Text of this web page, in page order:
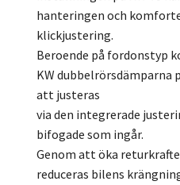
hanteringen och
klickjustering.
Beroende på fordonstyp
KW dubbelrörsdämparna
att justeras
via den integrerade
bifogade som ingår.
Genom att öka
reduceras bilens